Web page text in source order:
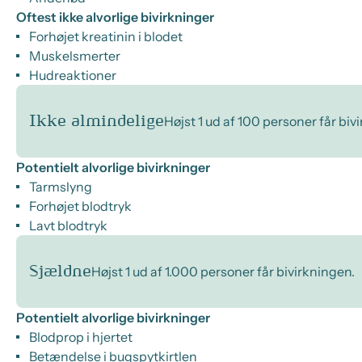
Oftest ikke alvorlige bivirkninger
Forhøjet kreatinin i blodet
Muskelsmerter
Hudreaktioner
Ikke almindeligeHøjst 1 ud af 100 personer får
Potentielt alvorlige bivirkninger
Tarmslyng
Forhøjet blodtryk
Lavt blodtryk
SjældneHøjst 1 ud af 1.000 personer får bivirkningen.
Potentielt alvorlige bivirkninger
Blodprop i hjertet
Betændelse i bugspytkirtlen